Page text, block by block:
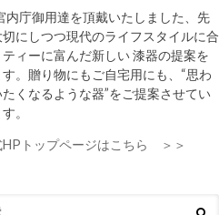
内庁御用達を頂戴いたしました、先
切にしつつ現代のライフスタイルに合
ィーに富んだ新しい 漆器の提案を
。贈り物にもご自宅用にも、“思わ
くなるような器”をご提案させてい
。
HPトップページはこちら ＞＞